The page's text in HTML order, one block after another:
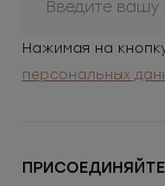
Нажимая на
персональных